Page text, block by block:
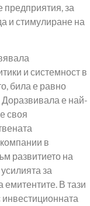
предприятия, за
и стимулиране на
и системност в
била е равно
Доразвивала е най-
своя
в
развитието на
за
емитентите. В тази
инвестиционната